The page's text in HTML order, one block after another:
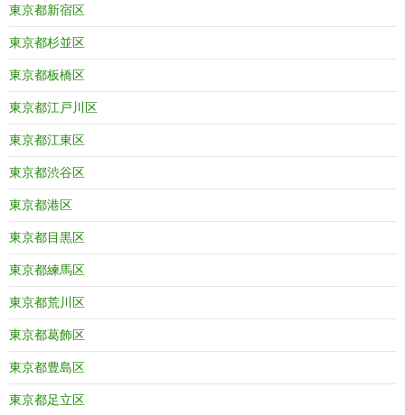
東京都新宿区
東京都杉並区
東京都板橋区
東京都江戸川区
東京都江東区
東京都渋谷区
東京都港区
東京都目黒区
東京都練馬区
東京都荒川区
東京都葛飾区
東京都豊島区
東京都足立区